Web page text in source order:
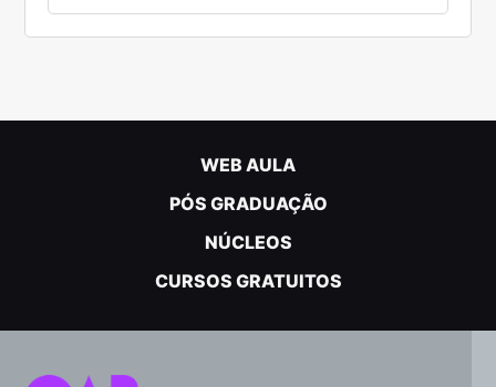
WEB AULA
PÓS GRADUAÇÃO
NÚCLEOS
CURSOS GRATUITOS